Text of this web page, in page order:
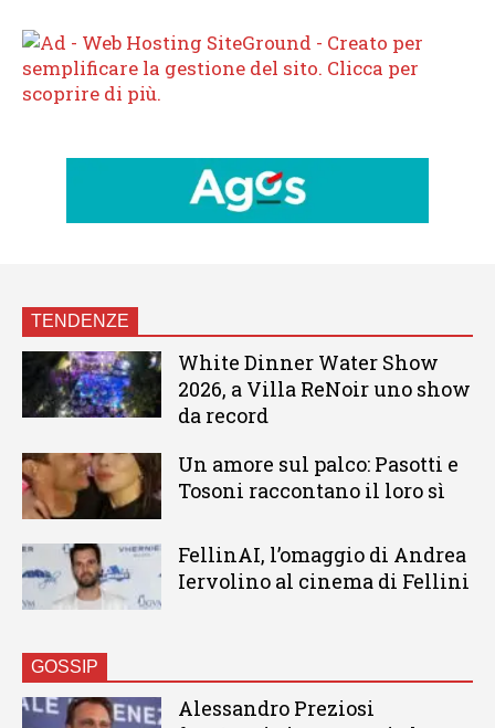
TENDENZE
White Dinner Water Show
2026, a Villa ReNoir uno show
da record
Un amore sul palco: Pasotti e
Tosoni raccontano il loro sì
FellinAI, l’omaggio di Andrea
Iervolino al cinema di Fellini
GOSSIP
Alessandro Preziosi